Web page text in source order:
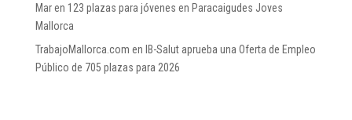
Maren 123 plazas para jóvenes en Paracaigudes Joves
Mallorca
TrabajoMallorca.com en IB-Salut aprueba una Oferta de Empleo
Público de 705 plazas para 2026